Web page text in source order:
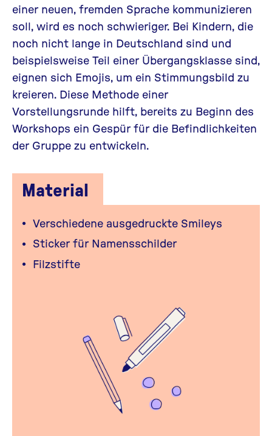
einer neuen, fremden Sprache kommunizieren
soll, wird es noch schwieriger. Bei Kindern, die
noch nicht lange in Deutschland sind und
beispielsweise Teil einer Übergangsklasse sind,
eignen sich Emojis, um ein Stimmungsbild zu
kreieren. Diese Methode einer
Vorstellungsrunde hilft, bereits zu Beginn des
Workshops ein Gespür für die Befindlichkeiten
der Gruppe zu entwickeln.
Material
Verschiedene ausgedruckte Smileys
Sticker für Namensschilder
Filzstifte